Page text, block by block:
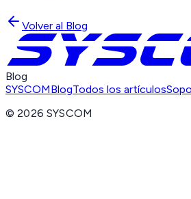
Volver al Blog
Blog
SYSCOMBlogTodos los artículos
©2026 SYSCOM